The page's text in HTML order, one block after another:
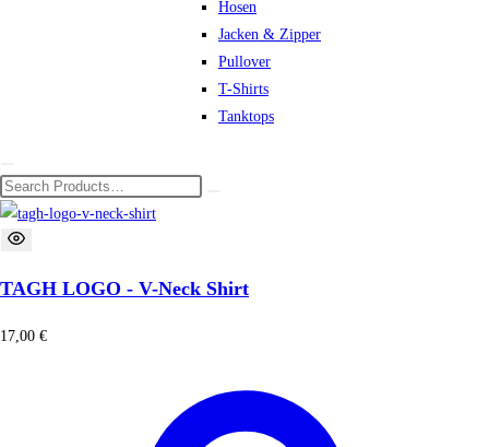
Hosen
Jacken & Zipper
Pullover
T-Shirts
Tanktops
TAGH LOGO - V-Neck Shirt
17,00 €